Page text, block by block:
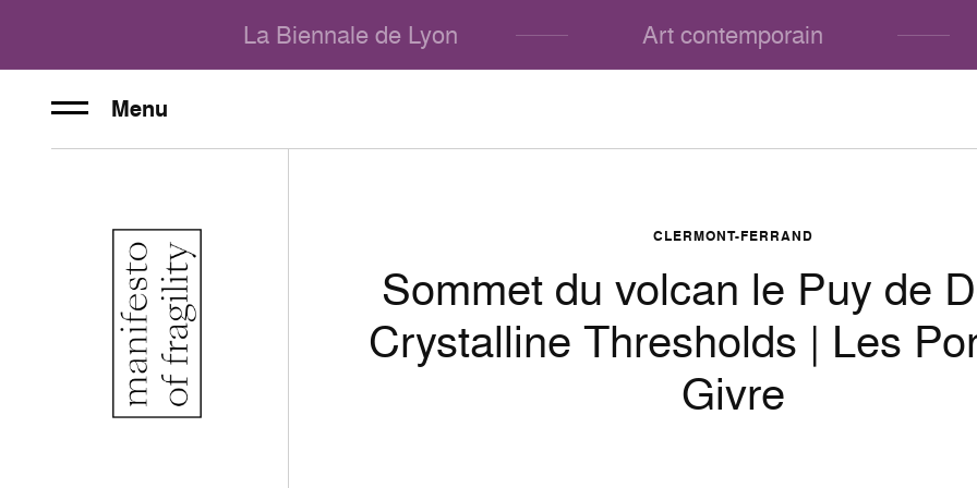
La Biennale de Lyon Art contemporain
Menu
CLERMONT-FERRAND
Sommet du volcan le Puy de
Crystalline Thresholds | Les
Givre